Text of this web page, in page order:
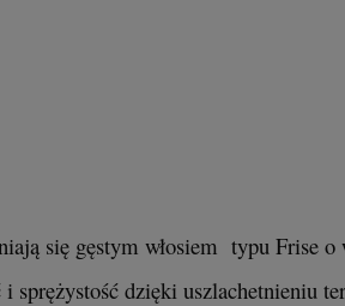
się gęstym włosiem typu Frise
i sprężystość dzięki uszlachetnieniu